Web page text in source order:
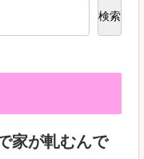
検索
家が軋むんで